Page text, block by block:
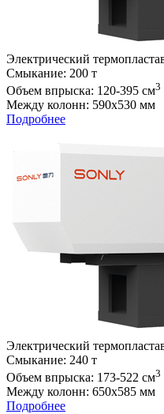
Электрический
Cмыкание: 200 т
Объем впрыска: 120-395 см3
Между колонн: 590х530 мм
Подробнее
Электрический
Cмыкание: 240 т
Объем впрыска: 173-522 см3
Между колонн: 650х585 мм
Подробнее